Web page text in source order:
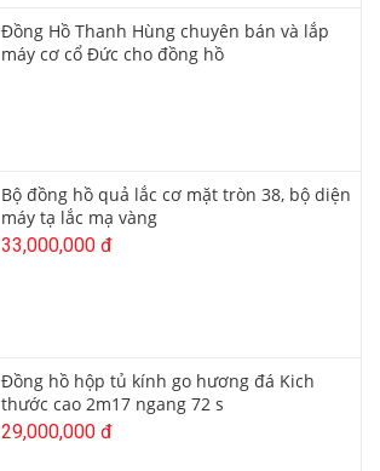
Đồng Hồ Thanh Hùng chuyên bán và lắp
máy cơ cổ Đức cho đồng hồ
Bộ đồng hồ quả lắc cơ mặt tròn 38, bộ diện
máy tạ lắc mạ vàng
33,000,000 đ
Đồng hồ hộp tủ kính go hương đá Kich
thước cao 2m17 ngang 72 s
29,000,000 đ